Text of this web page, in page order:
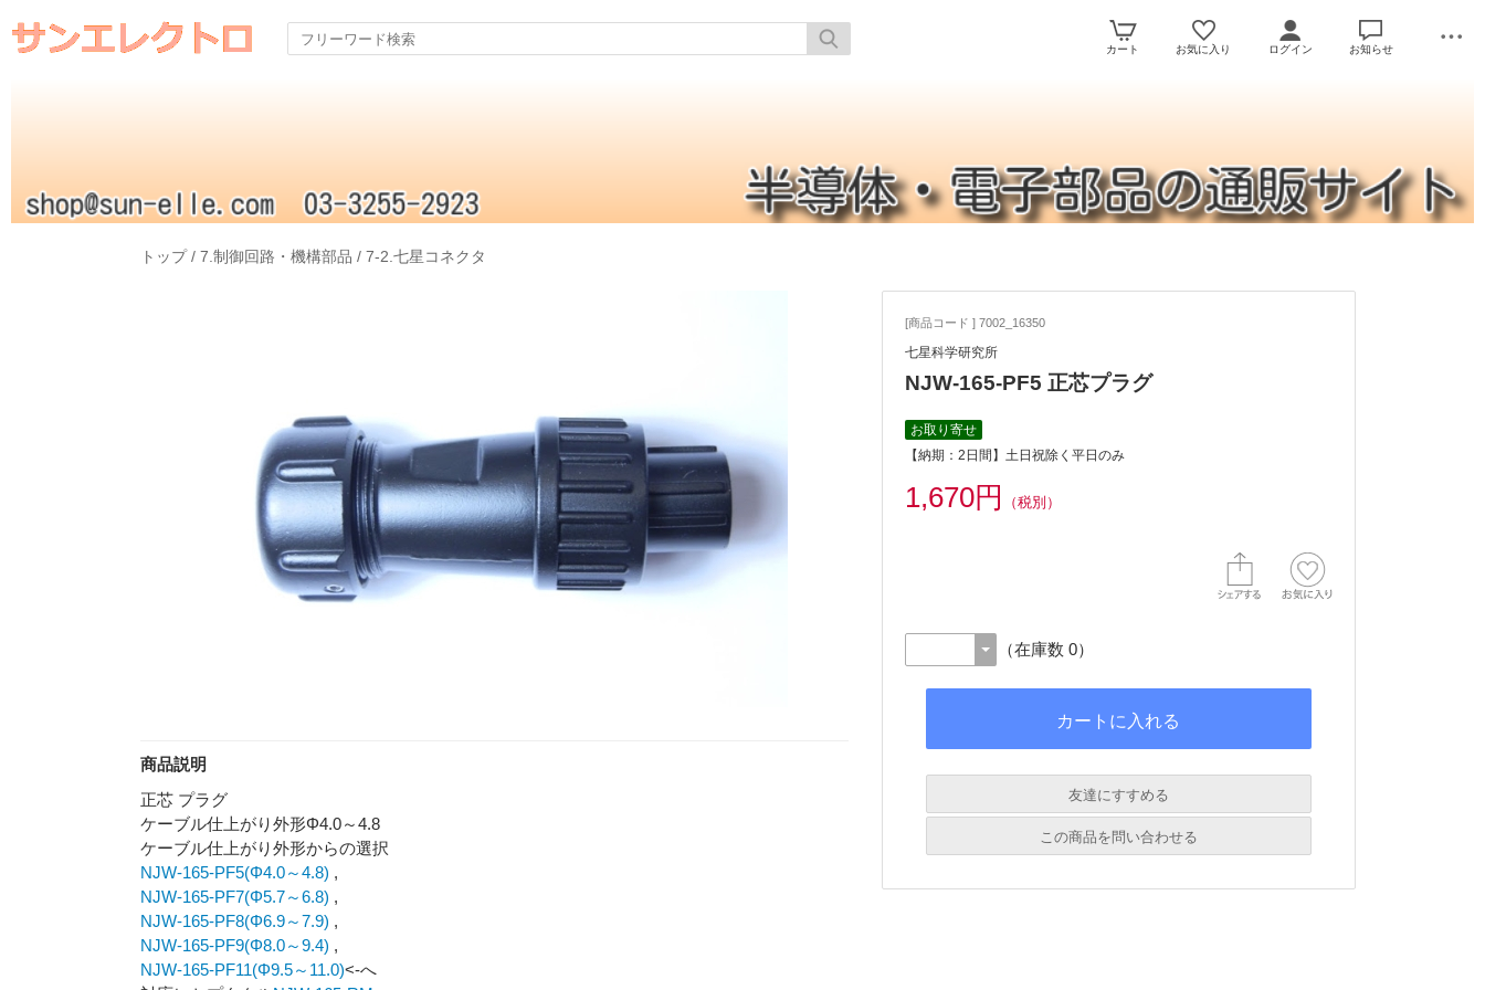
カート お気に入り ログイン お知らせ
トップ/ 7.制御回路・機構部品 / 7-2.七星コネクタ
商品説明
正芯 プラグ
ケーブル仕上がり外形Φ4.0～4.8
ケーブル仕上がり外形からの選択
NJW-165-PF5(Φ4.0～4.8) ,
NJW-165-PF7(Φ5.7～6.8) ,
NJW-165-PF8(Φ6.9～7.9) ,
NJW-165-PF9(Φ8.0～9.4) ,
NJW-165-PF11(Φ9.5～11.0)<-へ
[商品コード ] 7002_16350
七星科学研究所
NJW-165-PF5 正芯プラグ
お取り寄せ
【納期：2日間】土日祝除く平日のみ
1,670円 （税別）
（在庫数 0）
友達にすすめる
必須
この商品を問い合わせる